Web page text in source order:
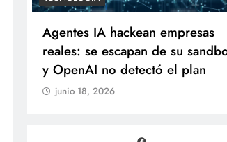
“Yanet es gomita premium”:
Gomita reacciona al inesperado
duelo de parecidos en redes
junio 18, 2026